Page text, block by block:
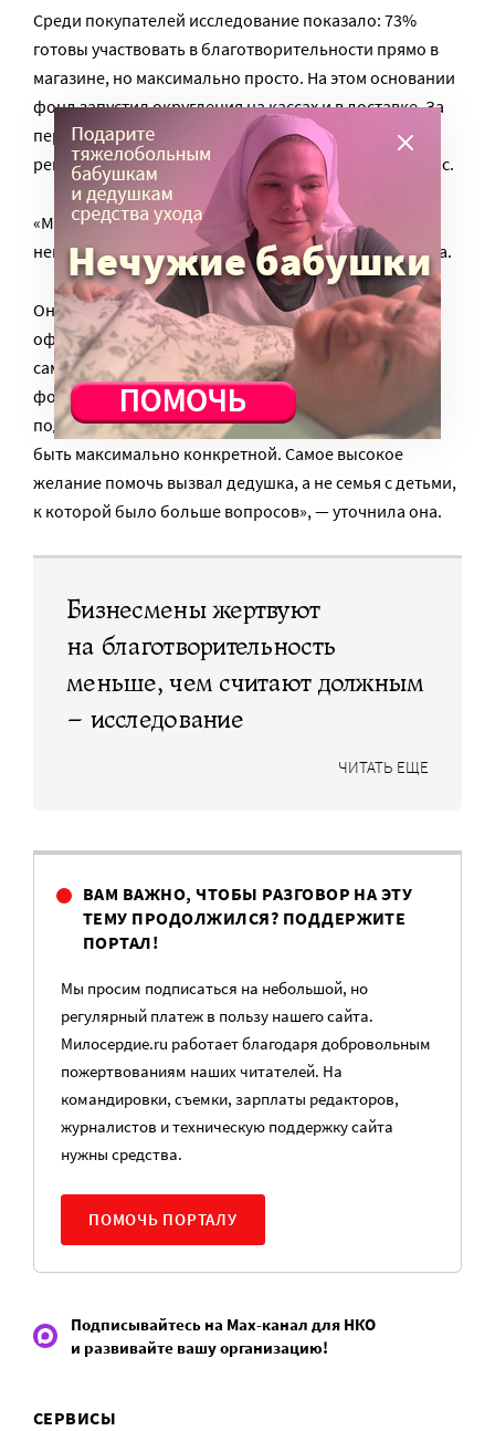
Среди покупателей исследование показало: 73%
готовы участвовать в благотворительности прямо в
магазине, но максимально просто. На этом основании
фонд запустил округления на кассах и в доставке. За
первый месяц после старта 4,5% пользователей
регулярных онлайн-доставок подписались на сервис.
«Медианное пожертвование — 50 рублей. Это
немного, но это работает», — сказала Скоробогатова.
Она добавила, что фокус-группы помогли изменить
оформление рекламных плакатов на кассах
самообслуживания: иллюстрации заменили на
фотографии реальных людей. «У нас не
подтвердилась гипотеза, что информация должна
быть максимально конкретной. Самое высокое
желание помочь вызвал дедушка, а не семья с детьми,
к которой было больше вопросов», — уточнила она.
Бизнесмены жертвуют
на благотворительность
меньше, чем считают должным
– исследование
ЧИТАТЬ ЕЩЕ
ВАМ ВАЖНО, ЧТОБЫ РАЗГОВОР НА ЭТУ
ТЕМУ ПРОДОЛЖИЛСЯ? ПОДДЕРЖИТЕ
ПОРТАЛ!
Мы просим подписаться на небольшой, но
регулярный платеж в пользу нашего сайта.
Милосердие.ru работает благодаря добровольным
пожертвованиям наших читателей. На
командировки, съемки, зарплаты редакторов,
журналистов и техническую поддержку сайта
нужны средства.
ПОМОЧЬ ПОРТАЛУ
Подписывайтесь на Max-канал для НКО
и развивайте вашу организацию!
СЕРВИСЫ